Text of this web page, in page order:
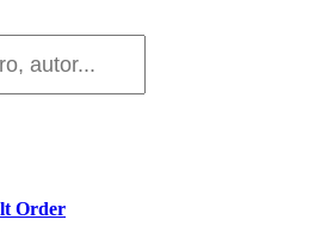
Order